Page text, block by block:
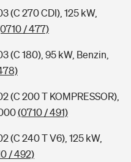
(C 270 CDI), 125 kW,
/ 477)
(C 180), 95 kW, Benzin,
(C 200 T KOMPRESSOR),
(0710 / 491)
(C 240 T V6), 125 kW,
/ 492)